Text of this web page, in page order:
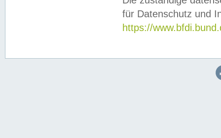
für Datenschutz und
https://